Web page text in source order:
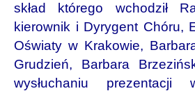
skład którego wchodził
kierownik i Dyrygent Chóru,
Oświaty w Krakowie,
Grudzień, Barbara
wysłuchaniu prezentacji